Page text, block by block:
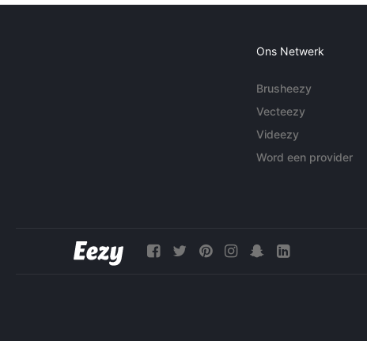
Ons Netwerk
Brusheezy
Vecteezy
Videezy
Word een provider